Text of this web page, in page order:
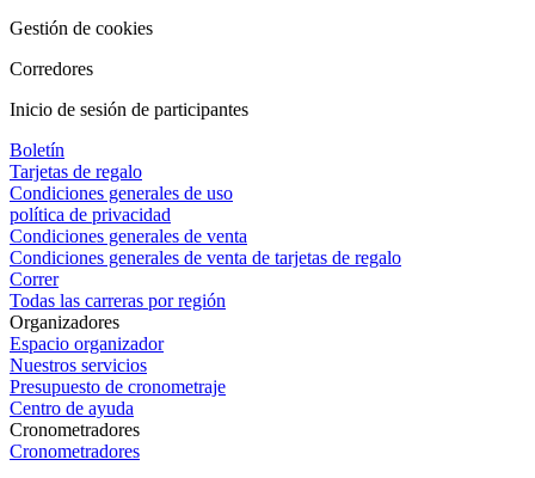
Gestión de cookies
Corredores
Inicio de sesión de participantes
Boletín
Tarjetas de regalo
Condiciones generales de uso
política de privacidad
Condiciones generales de venta
Condiciones generales de venta de tarjetas de regalo
Correr
Todas las carreras por región
Organizadores
Espacio organizador
Nuestros servicios
Presupuesto de cronometraje
Centro de ayuda
Cronometradores
Cronometradores